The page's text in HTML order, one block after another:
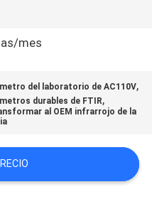
mes
del laboratorio de AC110V,
durables de FTIR,
al OEM infrarrojo de la